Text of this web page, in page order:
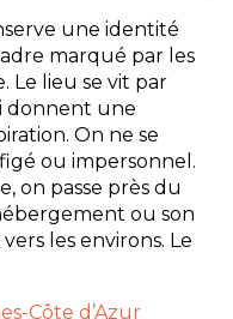
une identité
marqué par les
Le lieu se vit par
donnent une
On ne se
ou impersonnel.
on passe près du
ou son
les environs. Le
Côte d’Azur